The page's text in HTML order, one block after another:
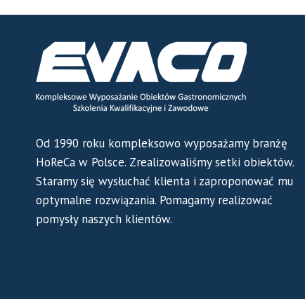
Od 1990 roku kompleksowo wyposażamy branżę
HoReCa w Polsce. Zrealizowaliśmy setki obiektów.
Staramy się wysłuchać klienta i zaproponować mu
optymalne rozwiązania. Pomagamy realizować
pomysły naszych klientów.